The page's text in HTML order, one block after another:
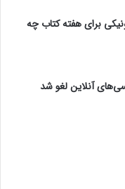
برای هفته کتاب چه
آنلاین لغو شد